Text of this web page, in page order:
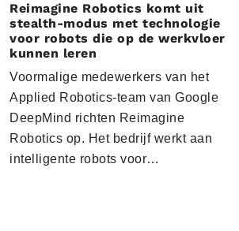
Reimagine Robotics komt uit
stealth-modus met technologie
voor robots die op de werkvloer
kunnen leren
Voormalige medewerkers van het
Applied Robotics-team van Google
DeepMind richten Reimagine
Robotics op. Het bedrijf werkt aan
intelligente robots voor…